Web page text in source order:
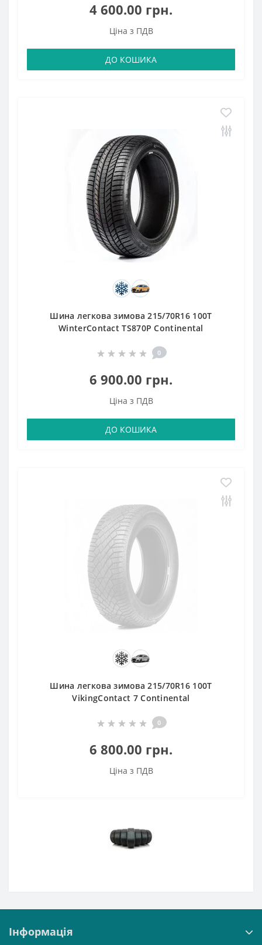
4 600.00 грн.
Ціна з ПДВ
ДО КОШИКА
Шина легкова зимова 215/70R16 100T
WinterContact TS870P Continental
0
6 900.00 грн.
Ціна з ПДВ
ДО КОШИКА
Шина легкова зимова 215/70R16 100T
VikingContact 7 Continental
0
6 800.00 грн.
Ціна з ПДВ
Інформація